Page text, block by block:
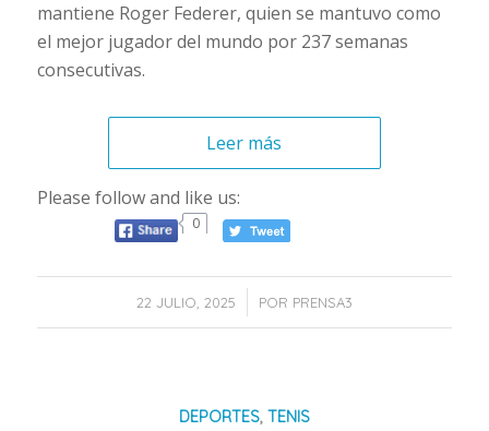
mantiene Roger Federer, quien se mantuvo como
el mejor jugador del mundo por 237 semanas
consecutivas.
Leer más
Please follow and like us:
0
22 JULIO, 2025
/ POR PRENSA3
DEPORTES, TENIS